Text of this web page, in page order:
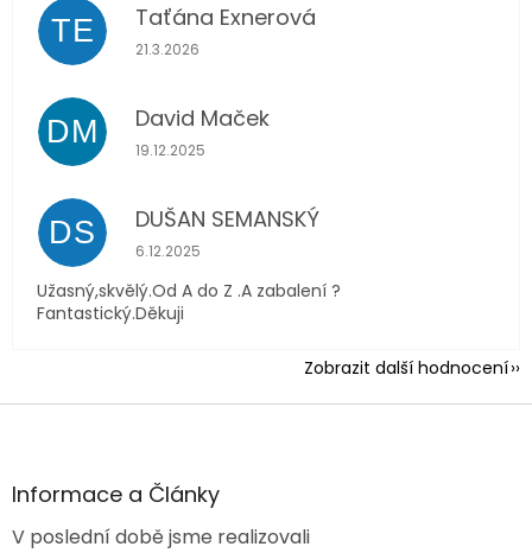
TE Taťána Exnerová
Hodnocení obchodu je 5 z 5 hvězdiček.
21.3.2026
DM David Maček
Hodnocení obchodu je 5 z 5 hvězdiček.
19.12.2025
DS DUŠAN SEMANSKÝ
Hodnocení obchodu je 5 z 5 hvězdiček.
6.12.2025
Užasný,skvělý.Od A do Z .A zabalení ?
Fantastický.Děkuji
Zobrazit další hodnocení
Z
aInformace a Články
V poslední době jsme realizovali